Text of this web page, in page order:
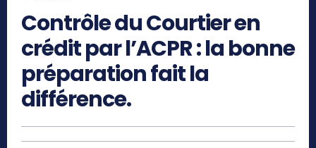
Contrôle du Courtier en
crédit par l’ACPR : la bonne
préparation fait la
différence.